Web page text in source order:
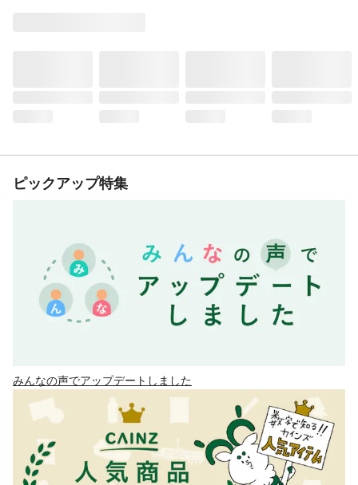
ピックアップ特集
みんなの声でアップデートしました